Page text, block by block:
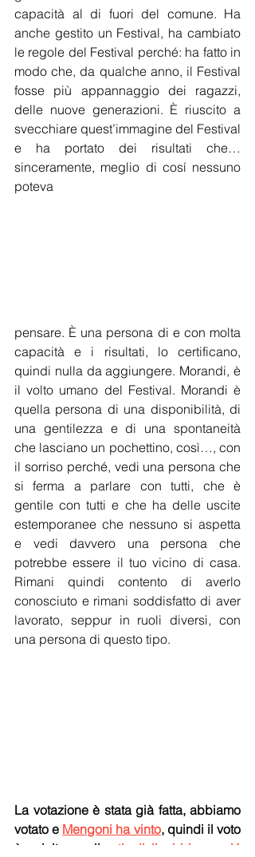
capacità al di fuori del comune. Ha
anche gestito un Festival, ha cambiato
le regole del Festival perché: ha fatto in
modo che, da qualche anno, il Festival
fosse più appannaggio dei ragazzi,
delle nuove generazioni. È riuscito a
svecchiare quest’immagine del Festival
e ha portato dei risultati che…
sinceramente, meglio di cosí nessuno
poteva
pensare. È una persona di e con molta
capacità e i risultati, lo certificano,
quindi nulla da aggiungere. Morandi, è
il volto umano del Festival. Morandi è
quella persona di una disponibilità, di
una gentilezza e di una spontaneità
che lasciano un pochettino, così…, con
il sorriso perché, vedi una persona che
si ferma a parlare con tutti, che è
gentile con tutti e che ha delle uscite
estemporanee che nessuno si aspetta
e vedi davvero una persona che
potrebbe essere il tuo vicino di casa.
Rimani quindi contento di averlo
conosciuto e rimani soddisfatto di aver
lavorato, seppur in ruoli diversi, con
una persona di questo tipo.
La votazione è stata già fatta, abbiamo
votato e Mengoni ha vinto, quindi il voto
è sciolto e gli
articoli li abbiamo giá